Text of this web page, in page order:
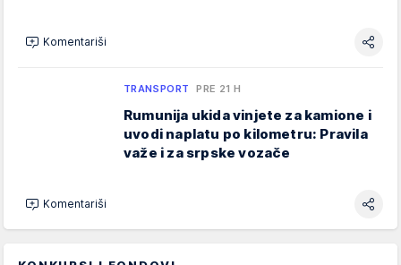
Komentariši
TRANSPORT PRE 21 H
Rumunija ukida vinjete za kamione i
uvodi naplatu po kilometru: Pravila
važe i za srpske vozače
Komentariši